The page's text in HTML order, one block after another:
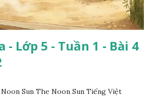
Lớp 5 - Tuần 1 - Bài 4
Sun The Noon Sun Tiếng Việt